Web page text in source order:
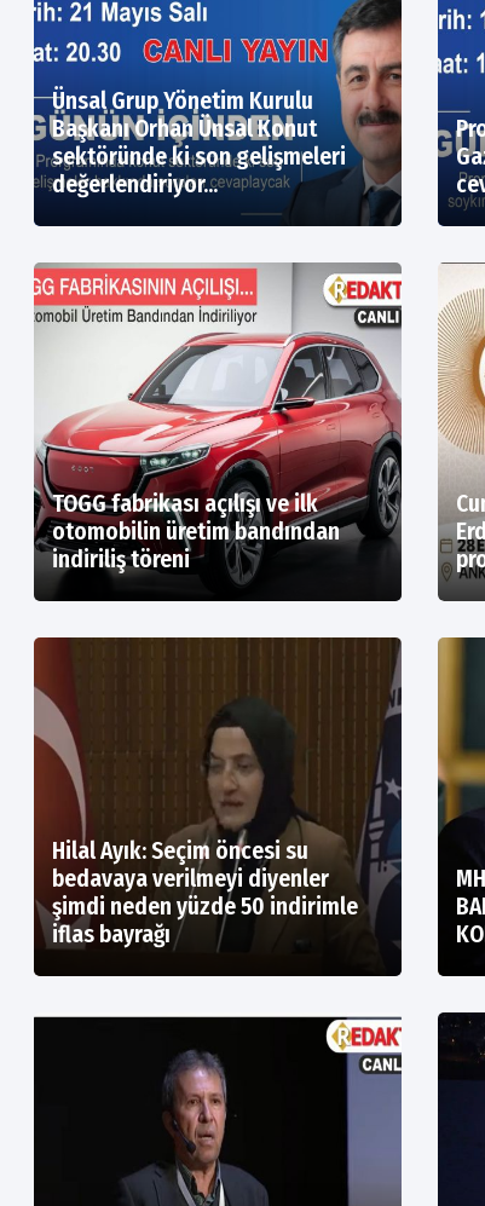
Ünsal Grup Yönetim Kurulu
Başkanı Orhan Ünsal Konut
sektöründe ki son gelişmeleri
değerlendiriyor...
TOGG fabrikası açılışı ve ilk
otomobilin üretim bandından
indiriliş töreni
Hilal Ayık: Seçim öncesi su
bedavaya verilmeyi diyenler
şimdi neden yüzde 50 indirimle
iflas bayrağı